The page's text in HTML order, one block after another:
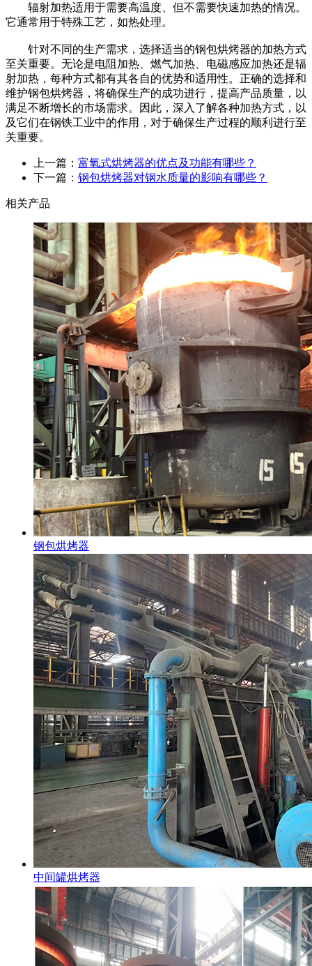
辐射加热适用于需要高温度、但不需要快速加热的情况。
它通常用于特殊工艺，如热处理。
针对不同的生产需求，选择适当的钢包烘烤器的加热方式
至关重要。无论是电阻加热、燃气加热、电磁感应加热还是辐
射加热，每种方式都有其各自的优势和适用性。正确的选择和
维护钢包烘烤器，将确保生产的成功进行，提高产品质量，以
满足不断增长的市场需求。因此，深入了解各种加热方式，以
及它们在钢铁工业中的作用，对于确保生产过程的顺利进行至
关重要。
上一篇： 富氧式烘烤器的优点及功能有哪些？
下一篇： 钢包烘烤器对钢水质量的影响有哪些？
相关产品
钢包烘烤器
中间罐烘烤器